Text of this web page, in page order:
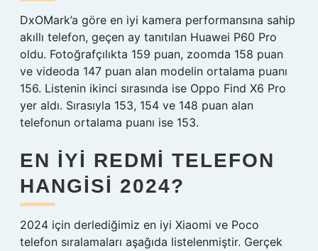
DxOMark’a göre en iyi kamera performansına sahip
akıllı telefon, geçen ay tanıtılan Huawei P60 Pro
oldu. Fotoğrafçılıkta 159 puan, zoomda 158 puan
ve videoda 147 puan alan modelin ortalama puanı
156. Listenin ikinci sırasında ise Oppo Find X6 Pro
yer aldı. Sırasıyla 153, 154 ve 148 puan alan
telefonun ortalama puanı ise 153.
EN IYI REDMI TELEFON
HANGISI 2024?
2024 için derlediğimiz en iyi Xiaomi ve Poco
telefon sıralamaları aşağıda listelenmiştir. Gerçek